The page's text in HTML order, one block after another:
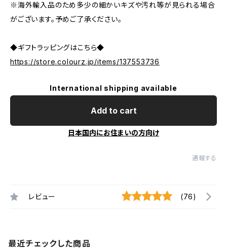
※海外輸入品のため多少の細かいキズや汚れ等が見られる場合
がございます。予めご了承ください。
◆ギフトラッピングはこちら◆
https://store.colourz.jp/items/137553736
International shipping available
Add to cart
日本国内にお住まいの方向け
通報する
レビュー (76)
最近チェックした商品